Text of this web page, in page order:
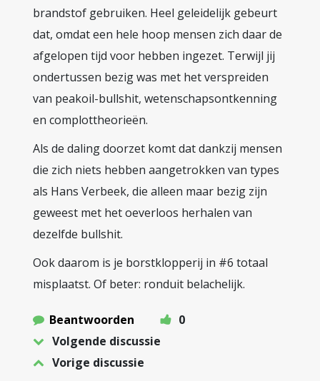
brandstof gebruiken. Heel geleidelijk gebeurt
dat, omdat een hele hoop mensen zich daar de
afgelopen tijd voor hebben ingezet. Terwijl jij
ondertussen bezig was met het verspreiden
van peakoil-bullshit, wetenschapsontkenning
en complottheorieën.
Als de daling doorzet komt dat dankzij mensen
die zich niets hebben aangetrokken van types
als Hans Verbeek, die alleen maar bezig zijn
geweest met het oeverloos herhalen van
dezelfde bullshit.
Ook daarom is je borstklopperij in #6 totaal
misplaatst. Of beter: ronduit belachelijk.
Beantwoorden
0
Volgende discussie
Vorige discussie